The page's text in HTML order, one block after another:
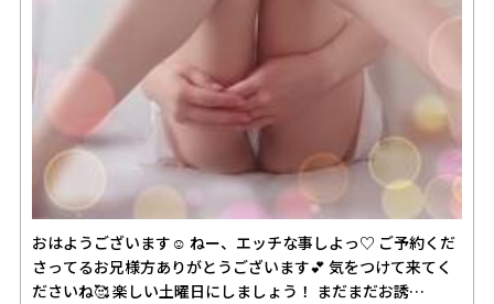
おはようございます☺️ ねー、エッチな事しよっ♡ ご予約くだ
さってるお兄様方ありがとうございます💕 気をつけて来てく
ださいね🥰 楽しい土曜日にしましょう！ まだまだお誘…